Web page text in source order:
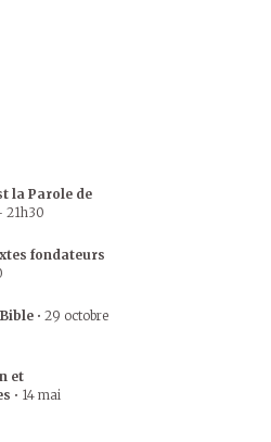
la Parole de
21h30
fondateurs
• 29 octobre
et
• 14 mai